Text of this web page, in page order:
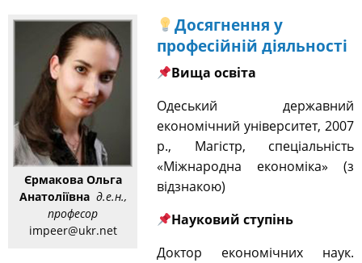
Єрмакова Ольга
Анатоліївна д.е.н.,
професор
impeer@ukr.net
Досягнення у
професійній діяльності
Вища освіта
Одеський державний
економічний університет, 2007
р., Магістр, спеціальність
«Міжнародна економіка» (з
відзнакою)
Науковий ступінь
Доктор економічних наук.